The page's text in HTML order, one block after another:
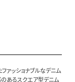
ァッショナブルなデニム
のあるスクエア型デニム